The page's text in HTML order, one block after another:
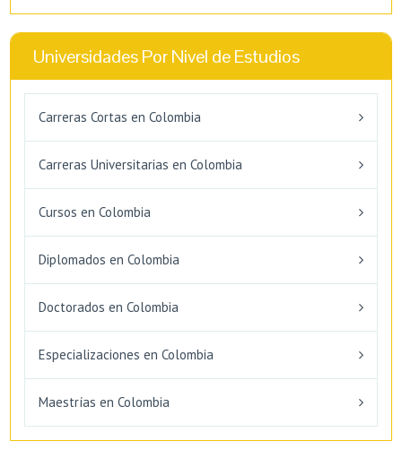
Universidades Por Nivel de Estudios
Carreras Cortas en Colombia
Carreras Universitarias en Colombia
Cursos en Colombia
Diplomados en Colombia
Doctorados en Colombia
Especializaciones en Colombia
Maestrías en Colombia